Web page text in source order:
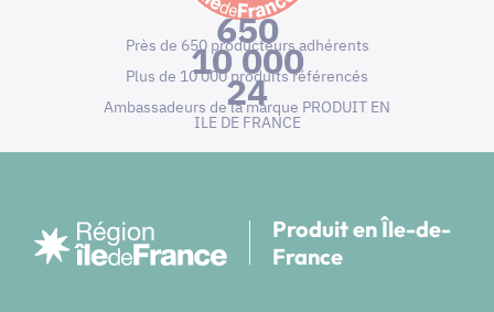
650
Près de 650 producteurs adhérents
10 000
Plus de 10 000 produits référencés
24
Ambassadeurs de la marque PRODUIT EN
ILE DE FRANCE
Produit en Île-de-
France